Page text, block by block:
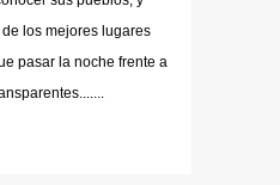
los mejores lugares
pasar la noche frente a